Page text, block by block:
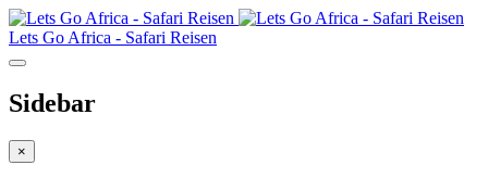
Lets Go Africa - Safari Reisen
Sidebar
×